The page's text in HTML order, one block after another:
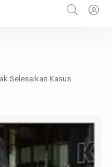
Selesaikan Kasus